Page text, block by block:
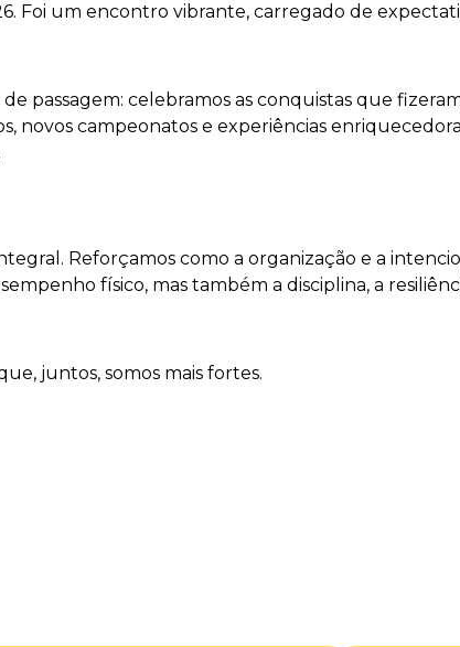
Foi um encontro vibrante, carregado de
passagem: celebramos as conquistas que
novos campeonatos e experiências
Reforçamos como a organização e a
físico, mas também a disciplina, a
juntos, somos mais fortes.